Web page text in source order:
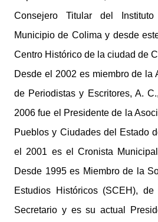
Consejero Titular del
Municipio de Colima y desde
Centro Histórico de la ciudad de
Desde el 2002 es miembro de la
de Periodistas y Escritores, A.
2006 fue el Presidente de la
Pueblos y Ciudades del Estado
el 2001 es el Cronista
Desde 1995 es Miembro de la
Estudios Históricos (SCEH),
Secretario y es su actual